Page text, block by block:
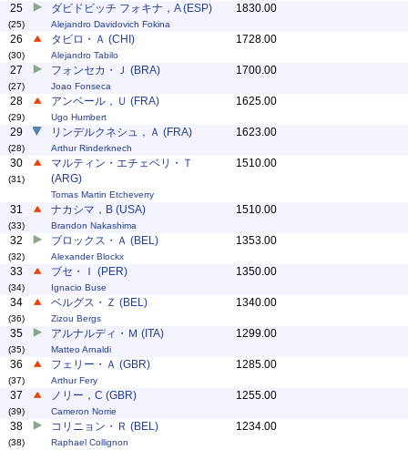
25
(25)
ダビドビッチ フォキナ，A (ESP)
Alejandro Davidovich Fokina
1830.00
26
(30)
タビロ・Ａ (CHI)
Alejandro Tabilo
1728.00
27
(27)
フォンセカ・Ｊ (BRA)
Joao Fonseca
1700.00
28
(29)
アンベール，Ｕ (FRA)
Ugo Humbert
1625.00
29
(28)
リンデルクネシュ，Ａ (FRA)
Arthur Rinderknech
1623.00
30
(31)
マルティン・エチェベリ・Ｔ
(ARG)
Tomas Martin Etcheverry
1510.00
31
(33)
ナカシマ，B (USA)
Brandon Nakashima
1510.00
32
(32)
ブロックス・Ａ (BEL)
Alexander Blockx
1353.00
33
(34)
ブセ・Ｉ (PER)
Ignacio Buse
1350.00
34
(36)
ベルグス・Ｚ (BEL)
Zizou Bergs
1340.00
35
(35)
アルナルディ・Ｍ (ITA)
Matteo Arnaldi
1299.00
36
(37)
フェリー・Ａ (GBR)
Arthur Fery
1285.00
37
(39)
ノリー，C (GBR)
Cameron Norrie
1255.00
38
(38)
コリニョン・Ｒ (BEL)
Raphael Collignon
1234.00